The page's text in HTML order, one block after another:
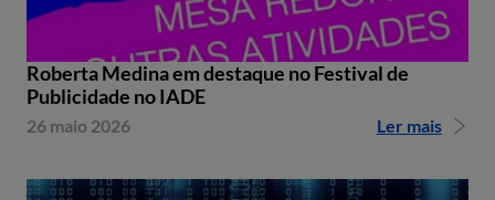
Roberta Medina em destaque no Festival de
Publicidade no IADE
26 maio 2026 Ler mais